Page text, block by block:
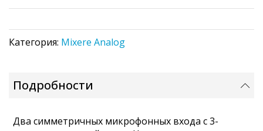
Категория: Mixere Analog
Подробности
Два симметричных микрофонных входа с 3-